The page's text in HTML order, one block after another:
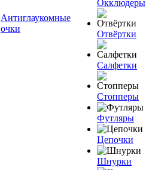
Антиглаукомные
очки
Окклюдеры
Отвёртки
Салфетки
Стопперы
Футляры
Цепочки
Шнурки